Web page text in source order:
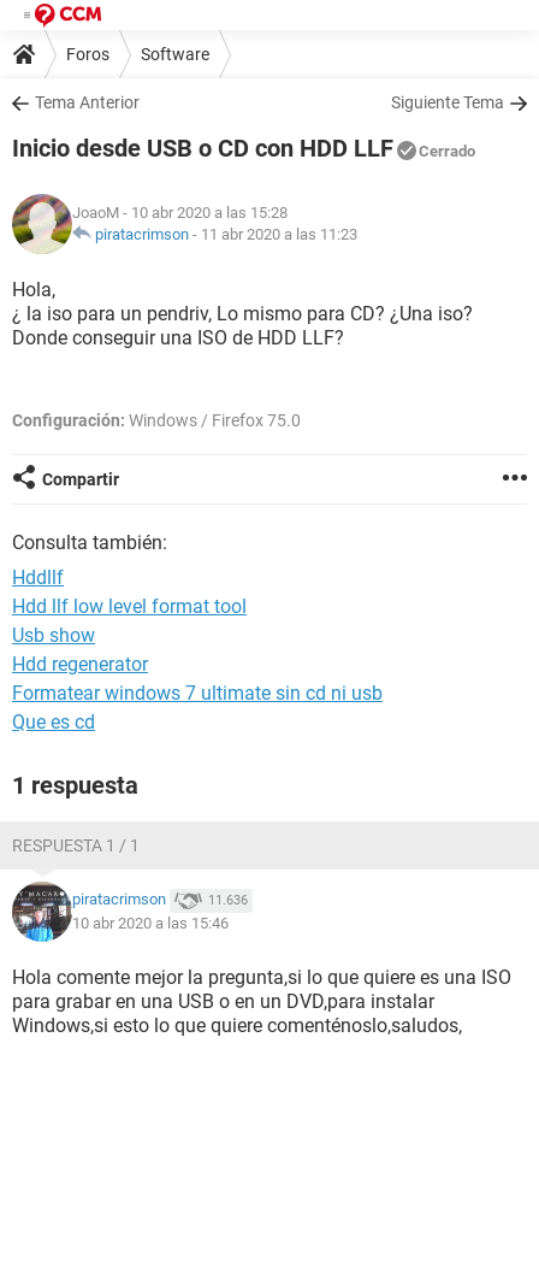
Foros Software
Tema Anterior Siguiente Tema
Inicio desde USB o CD con HDD LLF Cerrado
JoaoM - 10 abr 2020 a las 15:28
piratacrimson - 11 abr 2020 a las 11:23
Hola,
¿ la iso para un pendriv, Lo mismo para CD? ¿Una iso?
Donde conseguir una ISO de HDD LLF?
Configuración: Windows / Firefox 75.0
Compartir
Consulta también:
Hddllf
Hdd llf low level format tool
Usb show
Hdd regenerator
Formatear windows 7 ultimate sin cd ni usb
Que es cd
1 respuesta
RESPUESTA 1 / 1
piratacrimson 11.636
10 abr 2020 a las 15:46
Hola comente mejor la pregunta,si lo que quiere es una ISO
para grabar en una USB o en un DVD,para instalar
Windows,si esto lo que quiere comenténoslo,saludos,